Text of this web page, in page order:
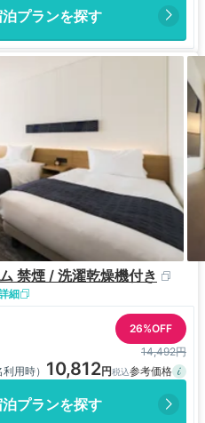
プランを探す
禁煙 / 洗濯乾燥機付き​
細
26%OFF
14,492円
用時） 10,812
プランを探す